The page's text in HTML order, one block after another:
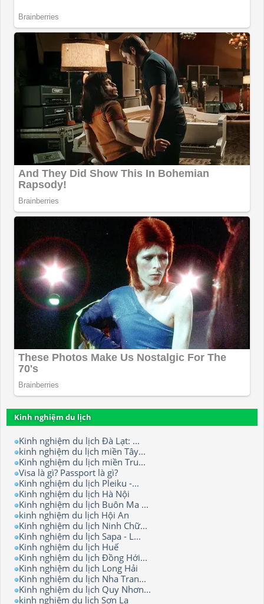
Kinh nghiệm du lịch
Kinh nghiệm du lịch Đà Lạt: ...
kinh nghiệm du lịch miền Tây...
Kinh nghiệm du lịch miền Tru...
Visa là gì? Passport là gì?
Kinh nghiệm du lịch Pleiku -...
Kinh nghiệm du lịch Hà Nội
Kinh nghiệm du lịch Buôn Ma ...
kinh nghiệm du lịch Hội An
Kinh nghiệm du lịch Ninh Chữ...
Kinh nghiệm du lịch Sapa - L...
Kinh nghiệm du lịch Huế
Kinh nghiệm du lịch Đồng Hới...
Kinh nghiệm du lịch Long Hải
Kinh nghiệm du lịch Nha Tran...
Kinh nghiệm du lịch Quy Nhơn...
kinh nghiệm du lịch Sơn La